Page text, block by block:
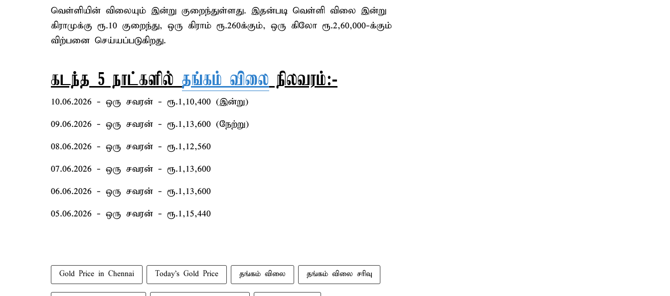
வெள்ளியின் விலையும் இன்று குறைந்துள்ளது. இதன்படி வெள்ளி விலை இன்று
கிராமுக்கு ரூ.10 குறைந்து, ஒரு கிராம் ரூ.260க்கும், ஒரு கிலோ ரூ.2,60,000-க்கும்
விற்பனை செய்யப்படுகிறது.
கடந்த 5 நாட்களில் தங்கம் விலை நிலவரம்:-
10.06.2026 - ஒரு சவரன் - ரூ.1,10,400 (இன்று)
09.06.2026 - ஒரு சவரன் - ரூ.1,13,600 (நேற்று)
08.06.2026 - ஒரு சவரன் - ரூ.1,12,560
07.06.2026 - ஒரு சவரன் - ரூ.1,13,600
06.06.2026 - ஒரு சவரன் - ரூ.1,13,600
05.06.2026 - ஒரு சவரன் - ரூ.1,15,440
Gold Price in Chennai Today's Gold Price தங்கம் விலை தங்கம் விலை சரிவு